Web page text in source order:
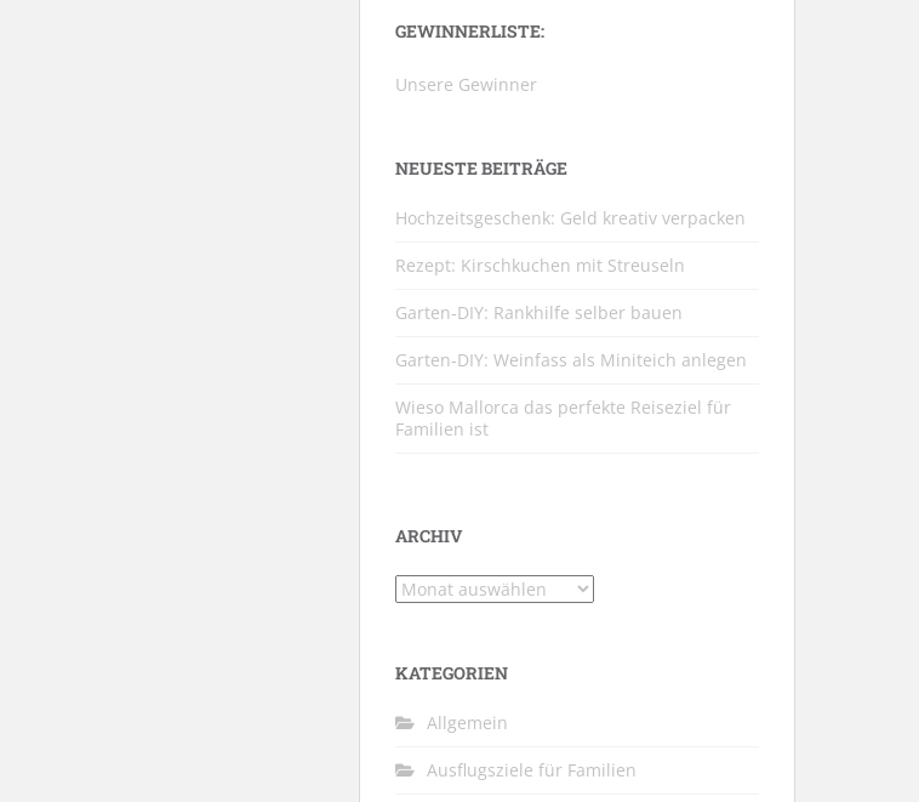
GEWINNERLISTE:
Unsere Gewinner
NEUESTE BEITRÄGE
Hochzeitsgeschenk: Geld kreativ verpacken
Rezept: Kirschkuchen mit Streuseln
Garten-DIY: Rankhilfe selber bauen
Garten-DIY: Weinfass als Miniteich anlegen
Wieso Mallorca das perfekte Reiseziel für
Familien ist
ARCHIV
Archiv
KATEGORIEN
Allgemein
Ausflugsziele für Familien